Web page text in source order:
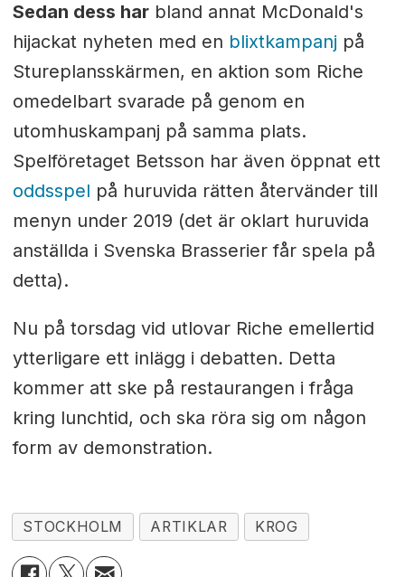
Sedan dess harbland annat McDonald's
hijackat nyheten med en blixtkampanj på
Stureplansskärmen, en aktion som Riche
omedelbart svarade på genom en
utomhuskampanj på samma plats.
Spelföretaget Betsson har även öppnat ett
oddsspel på huruvida rätten återvänder till
menyn under 2019 (det är oklart huruvida
anställda i Svenska Brasserier får spela på
detta).
Nu på torsdag vid utlovar Riche emellertid
ytterligare ett inlägg i debatten. Detta
kommer att ske på restaurangen i fråga
kring lunchtid, och ska röra sig om någon
form av demonstration.
STOCKHOLM ARTIKLAR KROG